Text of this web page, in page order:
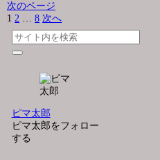
次のページ
1 2 … 8 次へ
ピマ太郎
ピマ太郎をフォロー
する